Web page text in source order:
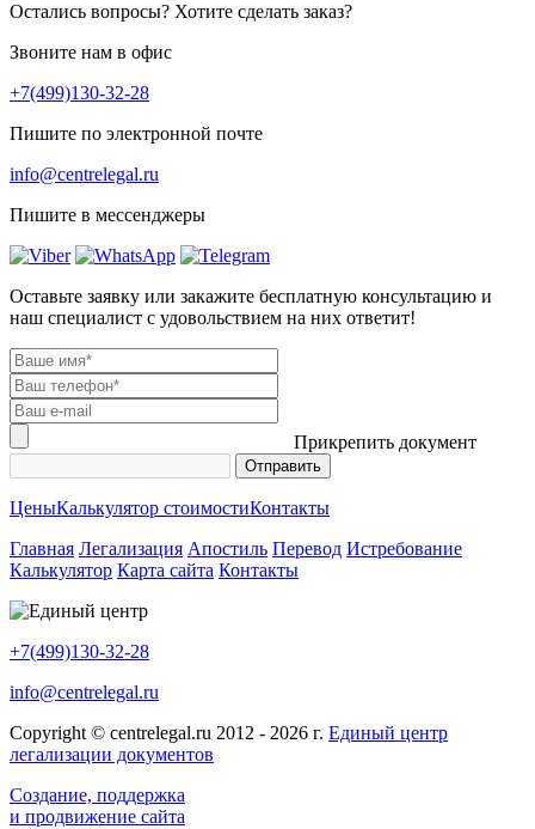
Остались вопросы? Хотите сделать заказ?
Звоните нам в офис
+7(499)130-32-28
Пишите по электронной почте
info@centrelegal.ru
Пишите в мессенджеры
Оставьте заявку или закажите бесплатную консультацию и
наш специалист с удовольствием на них ответит!
Прикрепить документ
ЦеныКалькулятор стоимостиКонтакты
Главная Легализация Апостиль Перевод Истребование
Калькулятор Карта сайта Контакты
+7(499)130-32-28
info@centrelegal.ru
Copyright © centrelegal.ru 2012 - 2026 г. Единый центр
легализации документов
Создание, поддержка
и продвижение сайта